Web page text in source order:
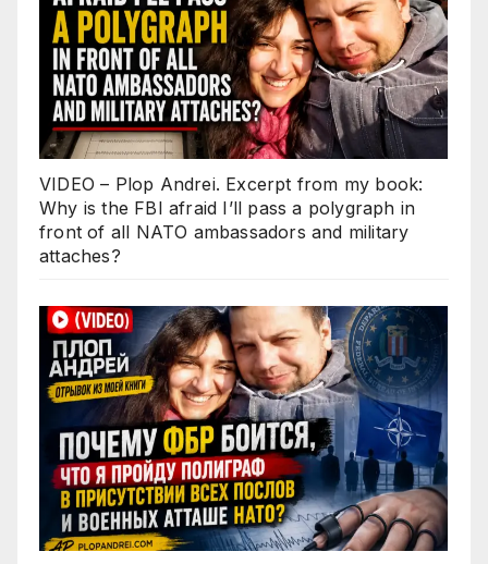
VIDEO – Plop Andrei. Excerpt from my book:
Why is the FBI afraid I’ll pass a polygraph in
front of all NATO ambassadors and military
attaches?